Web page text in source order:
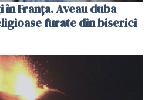
Franța. Aveau duba
furate din biserici